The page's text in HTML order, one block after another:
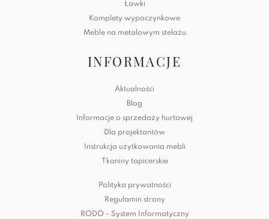
Ławki
Komplety wypoczynkowe
Meble na metalowym stelażu
INFORMACJE
Aktualności
Blog
Informacje o sprzedaży hurtowej
Dla projektantów
Instrukcja użytkowania mebli
Tkaniny tapicerskie
Polityka prywatności
Regulamin strony
RODO - System Informatyczny